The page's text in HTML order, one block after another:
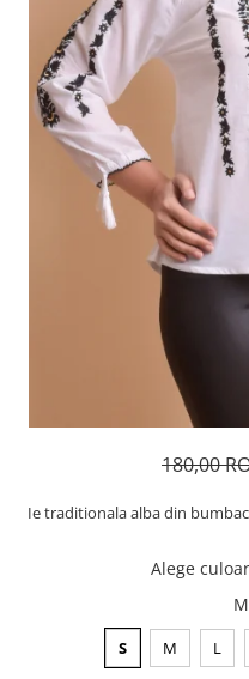
180,00
Ie traditionala alba din
Alege
S M L